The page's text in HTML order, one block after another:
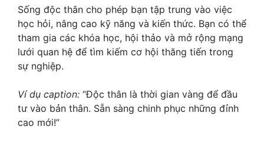
Sống độc thân cho phép bạn tập trung vào việc
học hỏi, nâng cao kỹ năng và kiến thức. Bạn có thể
tham gia các khóa học, hội thảo và mở rộng mạng
lưới quan hệ để tìm kiếm cơ hội thăng tiến trong
sự nghiệp.
Ví dụ caption: “Độc thân là thời gian vàng để đầu
tư vào bản thân. Sẵn sàng chinh phục những đỉnh
cao mới!”